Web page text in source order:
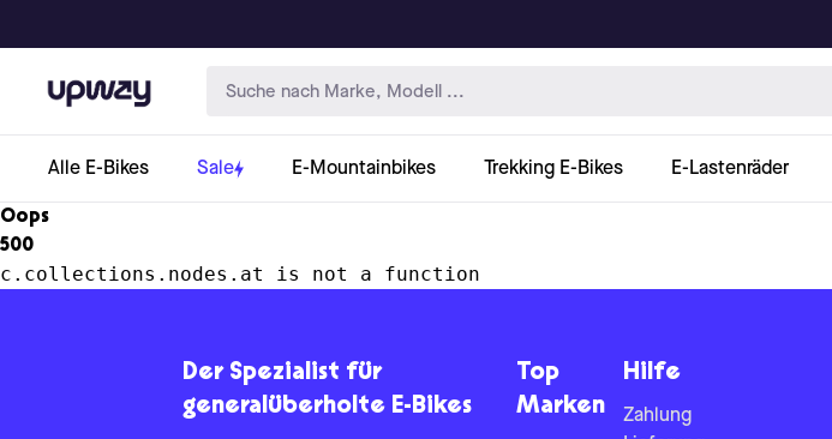
Upway
Alle E-Bikes Sale E-Mountainbikes Trekking E-Bikes E-Lastenräder
Oops
500
c.collections.nodes.at is not a function
Der Spezialist für
generalüberholte E-Bikes
Top
Marken
Hilfe
Zahlung